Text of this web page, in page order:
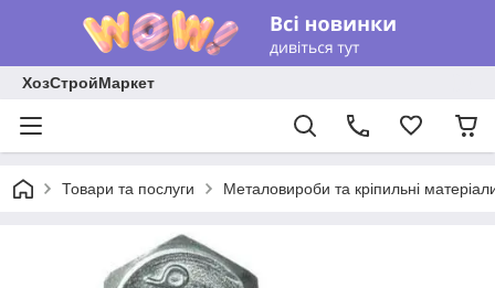
ХозСтройМаркет
Товари та послуги Металовироби та кріпильні